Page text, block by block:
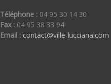
Téléphone :04 95 30 14 30
Fax :04 95 38 33 94
Email : contact@ville-lucciana.com